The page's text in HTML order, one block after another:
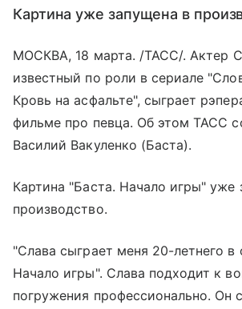
Картина уже запущена в
МОСКВА, 18 марта. /ТАСС/. Актер
известный по роли в сериале
Кровь на асфальте", сыграет
фильме про певца. Об этом ТАСС
Василий Вакуленко (Баста).
Картина "Баста. Начало игры" уже
производство.
"Слава сыграет меня 20-летнего в
Начало игры". Слава подходит к
погружения профессионально. Он